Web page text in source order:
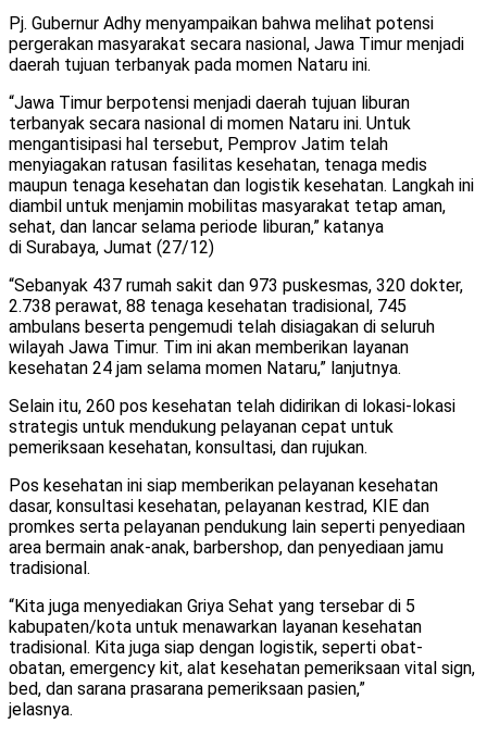
Pj. Gubernur Adhy menyampaikan bahwa melihat potensi
pergerakan masyarakat secara nasional, Jawa Timur menjadi
daerah tujuan terbanyak pada momen Nataru ini.
“Jawa Timur berpotensi menjadi daerah tujuan liburan
terbanyak secara nasional di momen Nataru ini. Untuk
mengantisipasi hal tersebut, Pemprov Jatim telah
menyiagakan ratusan fasilitas kesehatan, tenaga medis
maupun tenaga kesehatan dan logistik kesehatan. Langkah ini
diambil untuk menjamin mobilitas masyarakat tetap aman,
sehat, dan lancar selama periode liburan,” katanya
di Surabaya, Jumat (27/12)
“Sebanyak 437 rumah sakit dan 973 puskesmas, 320 dokter,
2.738 perawat, 88 tenaga kesehatan tradisional, 745
ambulans beserta pengemudi telah disiagakan di seluruh
wilayah Jawa Timur. Tim ini akan memberikan layanan
kesehatan 24 jam selama momen Nataru,” lanjutnya.
Selain itu, 260 pos kesehatan telah didirikan di lokasi-lokasi
strategis untuk mendukung pelayanan cepat untuk
pemeriksaan kesehatan, konsultasi, dan rujukan.
Pos kesehatan ini siap memberikan pelayanan kesehatan
dasar, konsultasi kesehatan, pelayanan kestrad, KIE dan
promkes serta pelayanan pendukung lain seperti penyediaan
area bermain anak-anak, barbershop, dan penyediaan jamu
tradisional.
“Kita juga menyediakan Griya Sehat yang tersebar di 5
kabupaten/kota untuk menawarkan layanan kesehatan
tradisional. Kita juga siap dengan logistik, seperti obat-
obatan, emergency kit, alat kesehatan pemeriksaan vital sign,
bed, dan sarana prasarana pemeriksaan pasien,”
jelasnya.